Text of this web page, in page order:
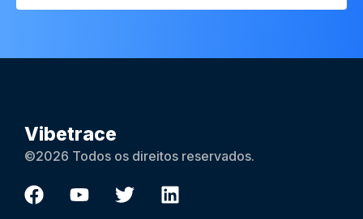
Vibetrace
©2026 Todos os direitos reservados.